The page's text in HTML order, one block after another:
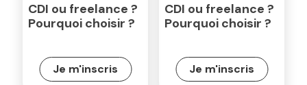
CDI ou freelance ?
Pourquoi choisir ?
Je m'inscris
CDI ou freelance ?
Pourquoi choisir ?
Je m'inscris